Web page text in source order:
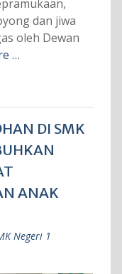
dan jiwa
oleh Dewan
…
DI SMK
ANAK
Negeri 1